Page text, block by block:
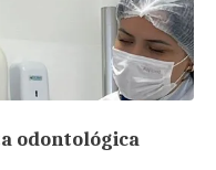
odontológica